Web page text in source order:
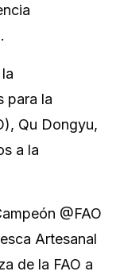
para la
Qu Dongyu,
a la
@FAO
Artesanal
de la FAO a